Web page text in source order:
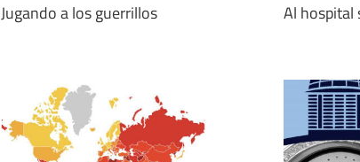
Jugando a los guerrillos Al hospital